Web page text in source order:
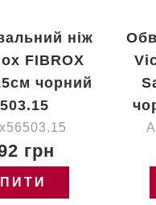
ніж
FIBROX
чорний
грн